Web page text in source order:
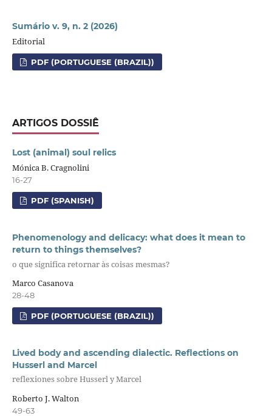
Sumário v. 9, n. 2 (2026)
Editorial
PDF (PORTUGUESE (BRAZIL))
ARTIGOS DOSSIÊ
Lost (animal) soul relics
Mónica B. Cragnolini
16-27
PDF (SPANISH)
Phenomenology and delicacy: what does it mean to
return to things themselves?
o que significa retornar às coisas mesmas?
Marco Casanova
28-48
PDF (PORTUGUESE (BRAZIL))
Lived body and ascending dialectic. Reflections on
Husserl and Marcel
reflexiones sobre Husserl y Marcel
Roberto J. Walton
49-63